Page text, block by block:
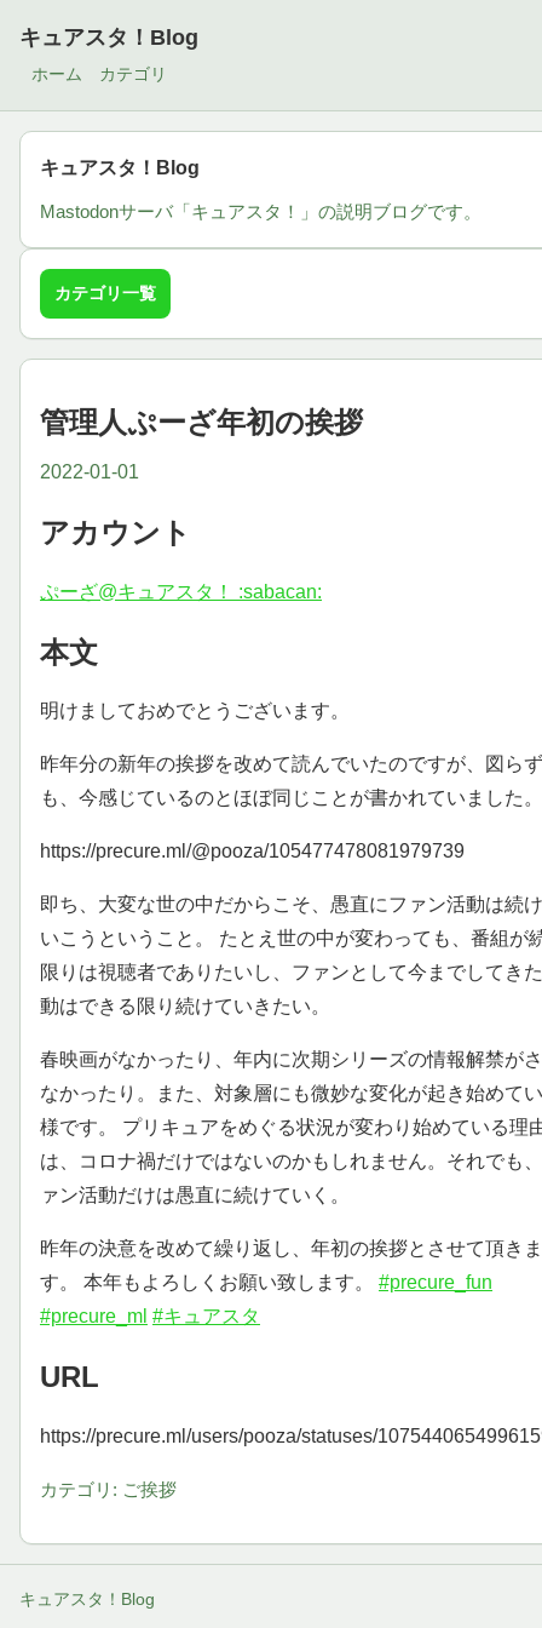
キュアスタ！Blog
ホーム カテゴリ
キュアスタ！Blog
Mastodonサーバ「キュアスタ！」の説明ブログです。
カテゴリ一覧
管理人ぷーざ年初の挨拶
2022-01-01
アカウント
ぷーざ@キュアスタ！ :sabacan:
本文
明けましておめでとうございます。
昨年分の新年の挨拶を改めて読んでいたのですが、図らず
も、今感じているのとほぼ同じことが書かれていました。
https://precure.ml/@pooza/105477478081979739
即ち、大変な世の中だからこそ、愚直にファン活動は続
いこうということ。 たとえ世の中が変わっても、番組が
限りは視聴者でありたいし、ファンとして今までしてき
動はできる限り続けていきたい。
春映画がなかったり、年内に次期シリーズの情報解禁が
なかったり。また、対象層にも微妙な変化が起き始めて
様です。 プリキュアをめぐる状況が変わり始めている理
は、コロナ禍だけではないのかもしれません。それでも
ァン活動だけは愚直に続けていく。
昨年の決意を改めて繰り返し、年初の挨拶とさせて頂きま
す。 本年もよろしくお願い致します。 #precure_fun
#precure_ml #キュアスタ
URL
https://precure.ml/users/pooza/statuses/
カテゴリ: ご挨拶
キュアスタ！Blog